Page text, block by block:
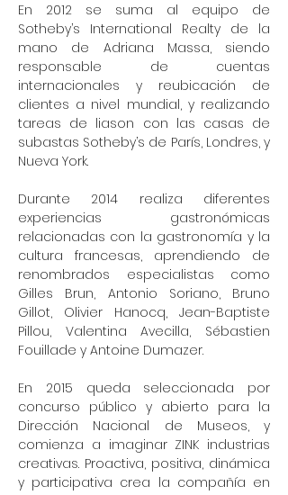
En 2012 se suma al equipo de
Sotheby’s International Realty de la
mano de Adriana Massa, siendo
responsable de cuentas
internacionales y reubicación de
clientes a nivel mundial, y realizando
tareas de liason con las casas de
subastas Sotheby’s de París, Londres, y
Nueva York.
Durante 2014 realiza diferentes
experiencias gastronómicas
relacionadas con la gastronomía y la
cultura francesas, aprendiendo de
renombrados especialistas como
Gilles Brun, Antonio Soriano, Bruno
Gillot, Olivier Hanocq, Jean-Baptiste
Pillou, Valentina Avecilla, Sébastien
Fouillade y Antoine Dumazer.
En 2015 queda seleccionada por
concurso público y abierto para la
Dirección Nacional de Museos, y
comienza a imaginar ZINK industrias
creativas. Proactiva, positiva, dinámica
y participativa crea la compañía en